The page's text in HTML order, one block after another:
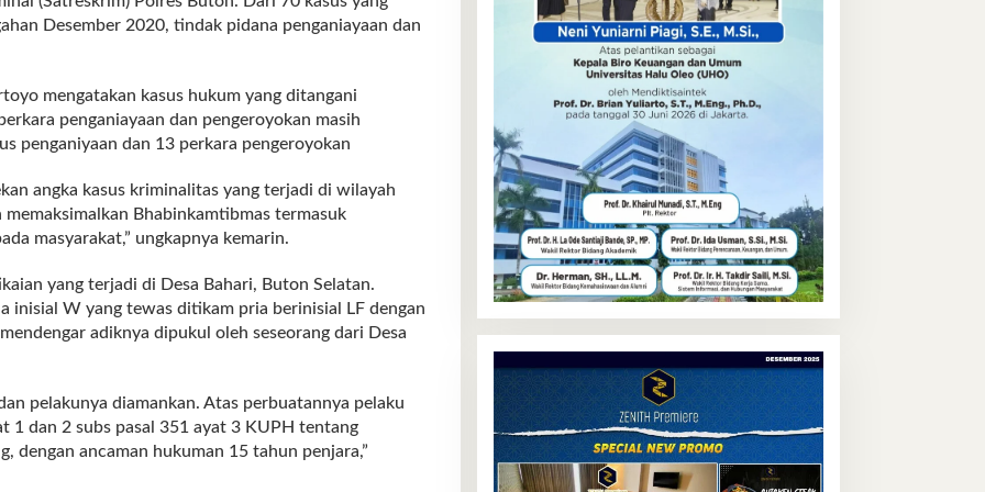
Desember 2020, tindak pidana penganiayaan dan
mengatakan kasus hukum yang ditangani
penganiayaan dan pengeroyokan masih
penganiyaan dan 13 perkara pengeroyokan
angka kasus kriminalitas yang terjadi di wilayah
Bhabinkamtibmas termasuk
masyarakat,” ungkapnya kemarin.
yang terjadi di Desa Bahari, Buton Selatan.
inisial W yang tewas ditikam pria berinisial LF dengan
adiknya dipukul oleh seseorang dari Desa
pelakunya diamankan. Atas perbuatannya pelaku
1 dan 2 subs pasal 351 ayat 3 KUPH tentang
dengan ancaman hukuman 15 tahun penjara,”